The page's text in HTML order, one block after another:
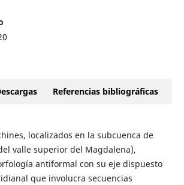
Referencias bibliográficas
localizados en la subcuenca de
valle superior del Magdalena),
antiformal con su eje dispuesto
que involucra secuencias